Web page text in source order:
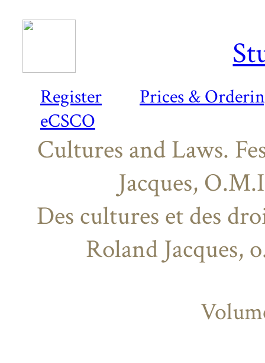
Register
Prices &
eCSCO
Cultures and Laws.
Jacques,
Des cultures et des
Roland Jacques,